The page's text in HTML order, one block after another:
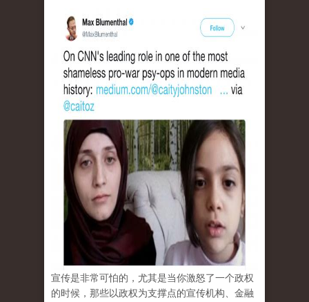
宣传是非常可怕的，尤其是当你激怒了一个政权
的时候，那些以政权为支撑点的宣传机构、金融